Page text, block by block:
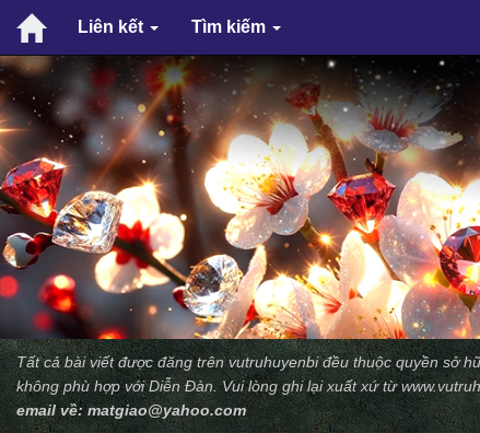
Liên kết Tìm kiếm
Tất cả bài viết được đăng trên vutruhuyenbi đều thuộc quyền sở
không phù hợp với Diễn Ðàn. Vui lòng ghi lại xuất xứ từ
email về:matgiao@yahoo.com